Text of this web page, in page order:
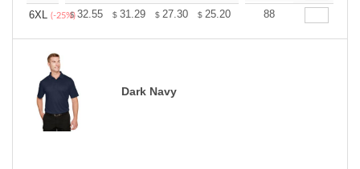
6XL (-25%)
$32.55 $ 31.29 $ 27.30 $ 25.20 23.94
88
Dark Navy